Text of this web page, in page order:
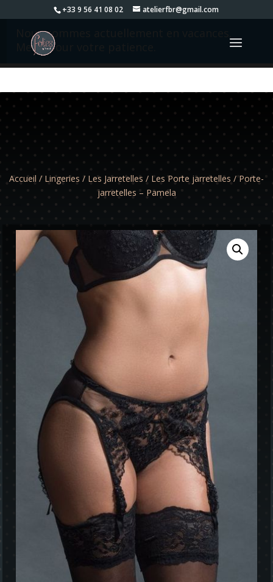
+33 9 56 41 08 02 atelierfbr@gmail.com
Nous sommes actuellement en vacances.
Merci pour votre patience.
Accueil / Lingeries / Les Jarretelles / Les Porte jarretelles / Porte-
jarretelles – Pamela